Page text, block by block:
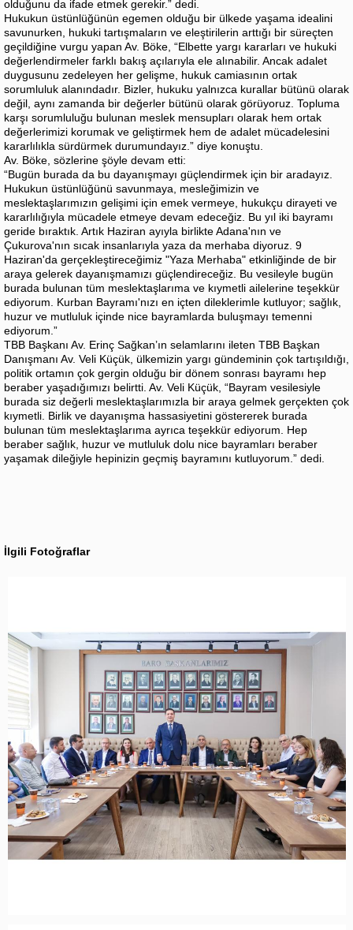
olduğunu da ifade etmek gerekir.” dedi.
Hukukun üstünlüğünün egemen olduğu bir ülkede yaşama idealini
savunurken, hukuki tartışmaların ve eleştirilerin arttığı bir süreçten
geçildiğine vurgu yapan Av. Böke, “Elbette yargı kararları ve hukuki
değerlendirmeler farklı bakış açılarıyla ele alınabilir. Ancak adalet
duygusunu zedeleyen her gelişme, hukuk camiasının ortak
sorumluluk alanındadır. Bizler, hukuku yalnızca kurallar bütünü olarak
değil, aynı zamanda bir değerler bütünü olarak görüyoruz. Topluma
karşı sorumluluğu bulunan meslek mensupları olarak hem ortak
değerlerimizi korumak ve geliştirmek hem de adalet mücadelesini
kararlılıkla sürdürmek durumundayız.” diye konuştu.
Av. Böke, sözlerine şöyle devam etti:
“Bugün burada da bu dayanışmayı güçlendirmek için bir aradayız.
Hukukun üstünlüğünü savunmaya, mesleğimizin ve
meslektaşlarımızın gelişimi için emek vermeye, hukukçu dirayeti ve
kararlılığıyla mücadele etmeye devam edeceğiz. Bu yıl iki bayramı
geride bıraktık. Artık Haziran ayıyla birlikte Adana'nın ve
Çukurova'nın sıcak insanlarıyla yaza da merhaba diyoruz. 9
Haziran'da gerçekleştireceğimiz "Yaza Merhaba" etkinliğinde de bir
araya gelerek dayanışmamızı güçlendireceğiz. Bu vesileyle bugün
burada bulunan tüm meslektaşlarıma ve kıymetli ailelerine teşekkür
ediyorum. Kurban Bayramı'nızı en içten dileklerimle kutluyor; sağlık,
huzur ve mutluluk içinde nice bayramlarda buluşmayı temenni
ediyorum.”
TBB Başkanı Av. Erinç Sağkan’ın selamlarını ileten TBB Başkan
Danışmanı Av. Veli Küçük, ülkemizin yargı gündeminin çok tartışıldığı,
politik ortamın çok gergin olduğu bir dönem sonrası bayramı hep
beraber yaşadığımızı belirtti. Av. Veli Küçük, “Bayram vesilesiyle
burada siz değerli meslektaşlarımızla bir araya gelmek gerçekten çok
kıymetli. Birlik ve dayanışma hassasiyetini göstererek burada
bulunan tüm meslektaşlarıma ayrıca teşekkür ediyorum. Hep
beraber sağlık, huzur ve mutluluk dolu nice bayramları beraber
yaşamak dileğiyle hepinizin geçmiş bayramını kutluyorum.” dedi.
İlgili Fotoğraflar